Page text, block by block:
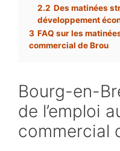
2.2 Des matinées
développement
3 FAQ sur les
commercial de Brou
Bourg-en-Bresse : un salon
de l’emploi
commercial